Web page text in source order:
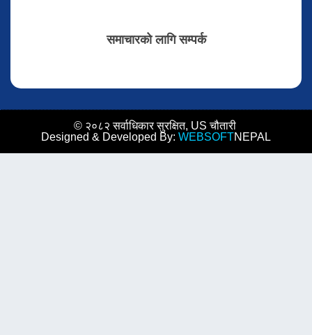
समाचारको लागि सम्पर्क
© २०८२ सर्वाधिकार सुरक्षित, US चौतारी
Designed & Developed By: WEBSOFTNEPAL